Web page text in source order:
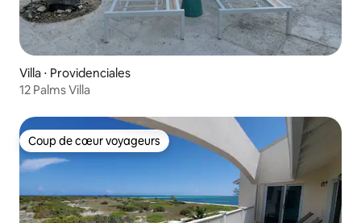
Villa ⋅ Providenciales
12 Palms Villa
Coup de cœur voyageurs
Coup de cœur voyageurs